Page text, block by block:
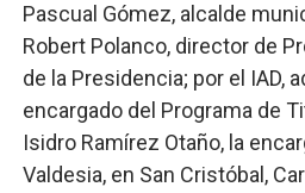
Pascual Gómez, alcalde
Robert Polanco, director de
de la Presidencia; por el IAD,
encargado del Programa de
Isidro Ramírez Otaño, la
Valdesia, en San Cristóbal,